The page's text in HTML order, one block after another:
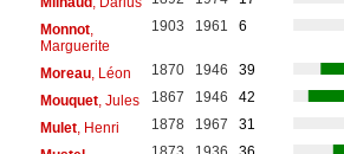
Monnot,
Marguerite
1903 1961 6
Moreau, Léon 1870 1946
39
Mouquet, Jules 1867 1946
42
Mulet, Henri 1878 1967
31